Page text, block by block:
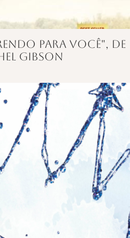
para você", de
Gibson